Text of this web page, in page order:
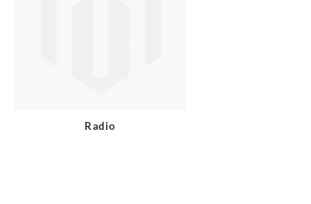
Radio